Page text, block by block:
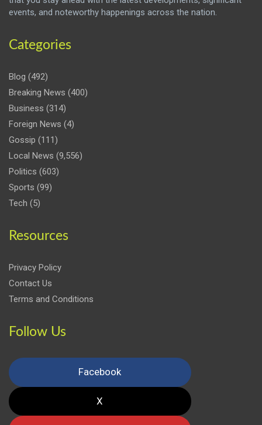
events, and noteworthy happenings across the nation.
Categories
Blog (492)
Breaking News (400)
Business (314)
Foreign News (4)
Gossip (111)
Local News (9,556)
Politics (603)
Sports (99)
Tech (5)
Resources
Privacy Policy
Contact Us
Terms and Conditions
Follow Us
Facebook
X